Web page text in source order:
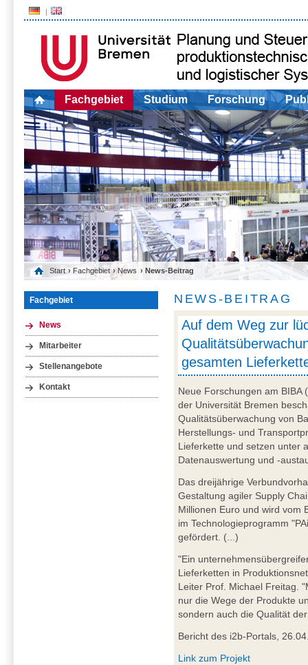
Fachgebiet Studium Forschung
Start › Fachgebiet › News › News-Beitrag
Fachgebiet
News
Mitarbeiter
Stellenangebote
Kontakt
NEWS-BEITRAG
Auf dem Weg zur
gesamten
Neue Forschungen am BIBA
der Universität Bremen
Qualitätsüberwachung von
Herstellungs- und
Lieferkette und setzen unter
Datenauswertung und -
Das dreijährige
Gestaltung agiler Supply
Millionen Euro und wird vom
im Technologieprogramm
gefördert. (...)
"Ein
Lieferketten in
Leiter Prof. Michael Freitag.
nur die Wege der Produkte
sondern auch die Qualität
Bericht des i2b-Portals,
Link zum Projekt